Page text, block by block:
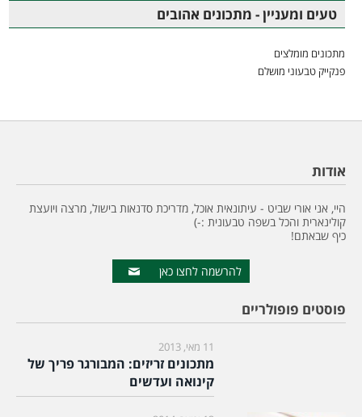
טעים ומעניין - מתכונים אהובים
מתכונים מומלצים
פנקייק טבעוני מושלם
אודות
היי, אני אורי שביט - עיתונאית אוכל, מדריכת סדנאות בישול, מרצה ויועצת
קולינארית והכל בשפה טבעונית :-)
כיף שבאתם!
להרשמה לחצו כאן
פוסטים פופולריים
11 מאי, 2013
מתכונים זריזים: המבורגר פריך של
קינואה ועדשים